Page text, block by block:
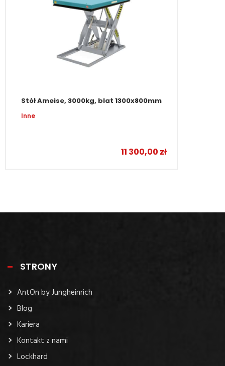
Stół Ameise, 3000kg, blat 1300x800mm
Inne
11 300,00 zł
STRONY
AntOn by Jungheinrich
Blog
Kariera
Kontakt z nami
Lockhard